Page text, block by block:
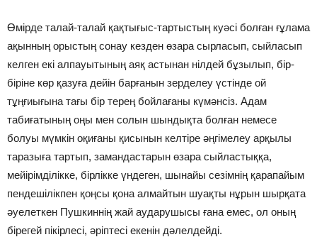
Өмірде талай-талай қақтығыс-тартыстың куәсі болған ғұлама
ақынның орыстың сонау кезден өзара сырласып, сыйласып
келген екі алпауытының аяқ астынан нілдей бұзылып, бір-
біріне көр қазуға дейін барғанын зерделеу үстінде ой
тұңғиығына тағы бір терең бойлағаны күмәнсіз. Адам
табиғатының оңы мен солын шындықта болған немесе
болуы мүмкін оқиғаны қисынын келтіре әңгімелеу арқылы
таразыға тартып, замандастарын өзара сыйластыққа,
мейірімділікке, бірлікке үндеген, шынайы сезімнің қарапайым
пендешілікпен қоңсы қона алмайтын шуақты нұрын шырқата
әуелеткен Пушкиннің жай аударушысы ғана емес, ол оның
бірегей пікірлесі, әріптесі екенін дәлелдейді.